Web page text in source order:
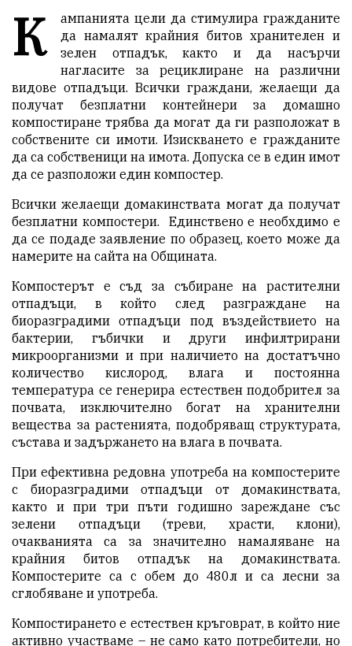
К
ампанията цели да стимулира гражданите
да намалят крайния битов хранителен и
зелен отпадък, както и да насърчи
нагласите за рециклиране на различни
видове отпадъци. Всички граждани, желаещи да
получат безплатни контейнери за домашно
компостиране трябва да могат да ги разположат в
собствените си имоти. Изискването е гражданите
да са собственици на имота. Допуска се в един имот
да се разположи един компостер.
Всички желаещи домакинствата могат да получат
безплатни компостери. Единствено е необхдимо е
да се подаде заявление по образец, което може да
намерите на сайта на Общината.
Компостерът е съд за събиране на растителни
отпадъци, в който след разграждане на
биоразградими отпадъци под въздействието на
бактерии, гъбички и други инфилтрирани
микроорганизми и при наличието на достатъчно
количество кислород, влага и постоянна
температура се генерира естествен подобрител за
почвата, изключително богат на хранителни
вещества за растенията, подобряващ структурата,
състава и задържането на влага в почвата.
При ефективна редовна употреба на компостерите
с биоразградими отпадъци от домакинствата,
както и при три пъти годишно зареждане със
зелени отпадъци (треви, храсти, клони),
очакванията са за значително намаляване на
крайния битов отпадък на домакинствата.
Компостерите са с обем до 480л и са лесни за
сглобяване и употреба.
Компостирането е естествен кръговрат, в който ние
активно участваме – не само като потребители, но